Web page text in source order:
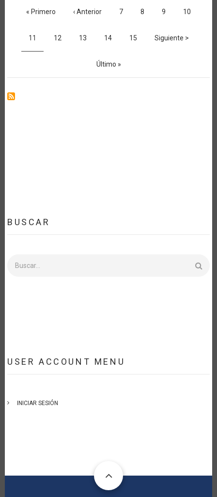
Primera
« Primero
Página
‹ Anterior Página
7 Página
8 Página
9 Página
10
Página
11 Página
12 Página
13 Página
14 Página
15
Siguiente
Siguiente >
Última
Último »
BUSCAR
USER ACCOUNT MENU
INICIAR SESIÓN